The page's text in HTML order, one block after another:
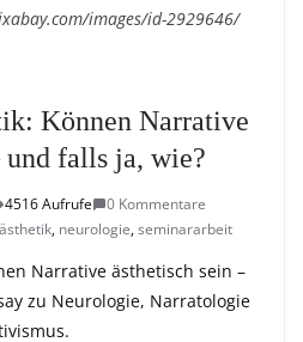
images/id-2929646/
Können Narrative
und falls ja, wie?
4516 Aufrufe
0 Kommentare
, neurologie,seminararbeit
Narrative ästhetisch sein –
zu Neurologie, Narratologie